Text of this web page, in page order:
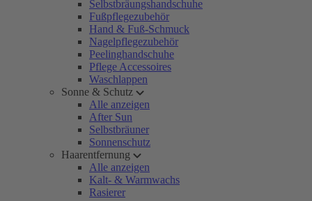
Selbstbräungshandschuhe
Fußpflegezubehör
Hand & Fuß-Schmuck
Nagelpflegezubehör
Peelinghandschuhe
Pflege Accessoires
Waschlappen
Sonne & Schutz
Alle anzeigen
After Sun
Selbstbräuner
Sonnenschutz
Haarentfernung
Alle anzeigen
Kalt- & Warmwachs
Rasierer